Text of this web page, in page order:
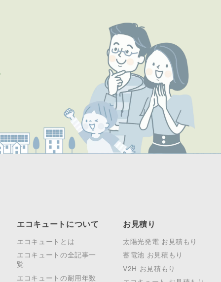
エコキュートについて
エコキュートとは
エコキュートの全記事一
覧
エコキュートの耐用年数
お見積り
太陽光発電 お見積もり
蓄電池 お見積もり
V2H お見積もり